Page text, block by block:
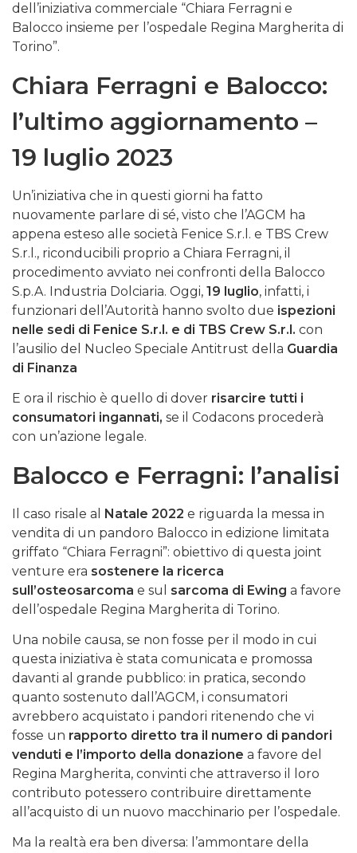
dell’iniziativa commerciale “Chiara Ferragni e
Balocco insieme per l’ospedale Regina Margherita di
Torino”.
Chiara Ferragni e Balocco:
l’ultimo aggiornamento –
19 luglio 2023
Un’iniziativa che in questi giorni ha fatto
nuovamente parlare di sé, visto che l’AGCM ha
appena esteso alle società Fenice S.r.l. e TBS Crew
S.r.l., riconducibili proprio a Chiara Ferragni, il
procedimento avviato nei confronti della Balocco
S.p.A. Industria Dolciaria. Oggi, 19 luglio, infatti, i
funzionari dell’Autorità hanno svolto due ispezioni
nelle sedi di Fenice S.r.l. e di TBS Crew S.r.l. con
l’ausilio del Nucleo Speciale Antitrust della Guardia
di Finanza
E ora il rischio è quello di dover risarcire tutti i
consumatori ingannati, se il Codacons procederà
con un’azione legale.
Balocco e Ferragni: l’analisi
Il caso risale al Natale 2022 e riguarda la messa in
vendita di un pandoro Balocco in edizione limitata
griffato “Chiara Ferragni”: obiettivo di questa joint
venture era sostenere la ricerca
sull’osteosarcoma e sul sarcoma di Ewing a favore
dell’ospedale Regina Margherita di Torino.
Una nobile causa, se non fosse per il modo in cui
questa iniziativa è stata comunicata e promossa
davanti al grande pubblico: in pratica, secondo
quanto sostenuto dall’AGCM, i consumatori
avrebbero acquistato i pandori ritenendo che vi
fosse un rapporto diretto tra il numero di pandori
venduti e l’importo della donazione a favore del
Regina Margherita, convinti che attraverso il loro
contributo potessero contribuire direttamente
all’acquisto di un nuovo macchinario per l’ospedale.
Ma la realtà era ben diversa: l’ammontare della